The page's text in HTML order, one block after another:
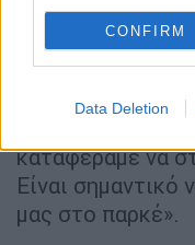
CONFIRM
Data Deletion
στο παρκέ. Τα
ήταν πολύ
πρώτο παίξαμε
δεύτερο είχαμε
καταφέραμε να
Είναι σημαντικό
μας στο παρκέ».